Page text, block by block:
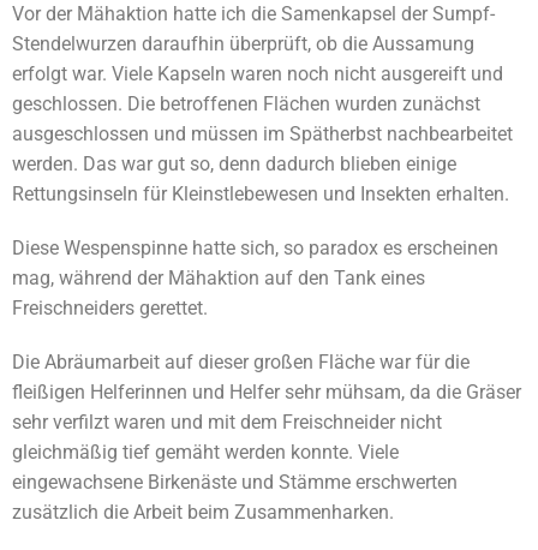
Vor der Mähaktion hatte ich die Samenkapsel der Sumpf-
Stendelwurzen daraufhin überprüft, ob die Aussamung
erfolgt war. Viele Kapseln waren noch nicht ausgereift und
geschlossen. Die betroffenen Flächen wurden zunächst
ausgeschlossen und müssen im Spätherbst nachbearbeitet
werden. Das war gut so, denn dadurch blieben einige
Rettungsinseln für Kleinstlebewesen und Insekten erhalten.
Diese Wespenspinne hatte sich, so paradox es erscheinen
mag, während der Mähaktion auf den Tank eines
Freischneiders gerettet.
Die Abräumarbeit auf dieser großen Fläche war für die
fleißigen Helferinnen und Helfer sehr mühsam, da die Gräser
sehr verfilzt waren und mit dem Freischneider nicht
gleichmäßig tief gemäht werden konnte. Viele
eingewachsene Birkenäste und Stämme erschwerten
zusätzlich die Arbeit beim Zusammenharken.